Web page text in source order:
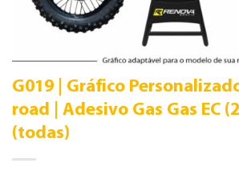
G019 | Gráfico
road | Adesivo Gas Gas EC
(todas)